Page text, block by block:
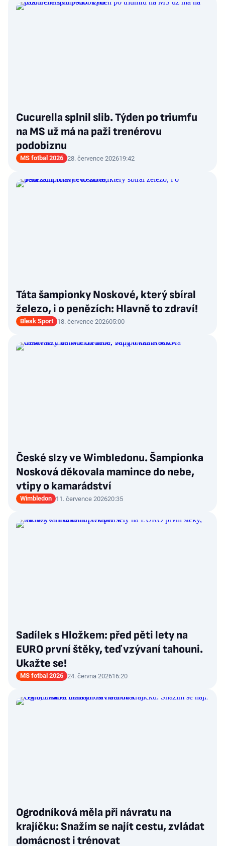
Cucurella splnil slib. Týden po triumfu
na MS už má na paži trenérovu
podobiznu
MS fotbal 2026 28. července 202619:42
Táta šampionky Noskové, který sbíral
železo, i o penězích: Hlavně to zdraví!
Blesk Sport 18. července 202605:00
České slzy ve Wimbledonu. Šampionka
Nosková děkovala mamince do nebe,
vtipy o kamarádství
Wimbledon 11. července 202620:35
Sadílek s Hložkem: před pěti lety na
EURO první štěky, teď vzývaní tahouni.
Ukažte se!
MS fotbal 2026 24. června 202616:20
Ogrodníková měla při návratu na
krajíčku: Snažím se najít cestu, zvládat
domácnost i trénovat